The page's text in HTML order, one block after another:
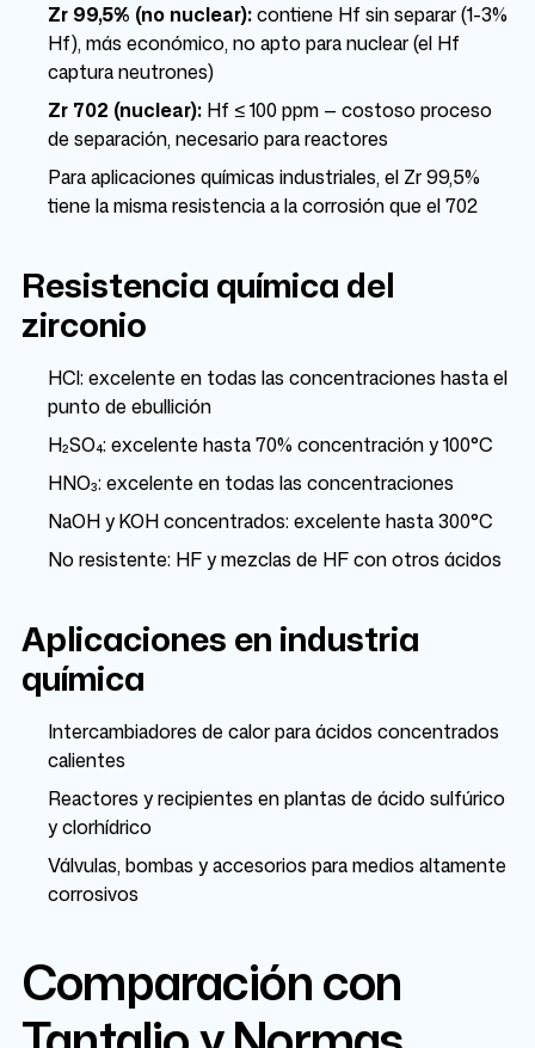
Zr 99,5% (no nuclear):contiene Hf sin separar (1-3%
Hf), más económico, no apto para nuclear (el Hf
captura neutrones)
Zr 702 (nuclear): Hf ≤ 100 ppm — costoso proceso
de separación, necesario para reactores
Para aplicaciones químicas industriales, el Zr 99,5%
tiene la misma resistencia a la corrosión que el 702
Resistencia química del
zirconio
HCl: excelente en todas las concentraciones hasta el
punto de ebullición
H₂SO₄: excelente hasta 70% concentración y 100°C
HNO₃: excelente en todas las concentraciones
NaOH y KOH concentrados: excelente hasta 300°C
No resistente: HF y mezclas de HF con otros ácidos
Aplicaciones en industria
química
Intercambiadores de calor para ácidos concentrados
calientes
Reactores y recipientes en plantas de ácido sulfúrico
y clorhídrico
Válvulas, bombas y accesorios para medios altamente
corrosivos
Comparación con